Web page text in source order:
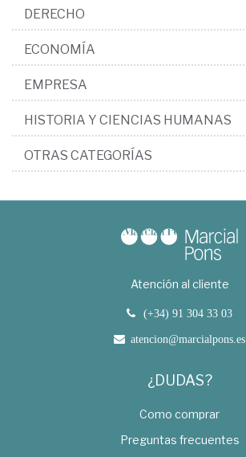
DERECHO
ECONOMÍA
EMPRESA
HISTORIA Y CIENCIAS HUMANAS
OTRAS CATEGORÍAS
Atención al cliente
(+34) 91 304 33 03
atencion@marcialpons.es
¿DUDAS?
Como comprar
Preguntas frecuentes